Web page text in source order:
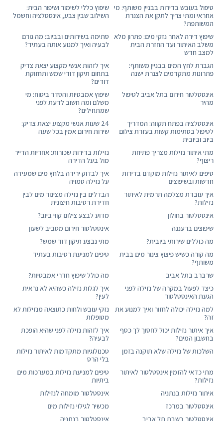
טיפול בעובש בדירות בבניין משותף: מי
אחראי ומתי צריך לתקן את הצנרת
המשותפת?
שיפוץ כללי לשימור ושיפור הבית:
השילוב שבין צבע, אינסטלציה וחשמל
שיפוץ דירה לאחר נזקי מים: פתרון מלא
משלב האיתור ועד החזרת הבית
למצב חדש
סתימה בשירותים ובביוב: מה גורם
לבעיה ואיך למנוע אותה בעתיד?
הגברת לחץ המים בבניין משותף:
פתרונות מתקדמים לצנרת ישנה
איך לזהות אנשי מקצוע יצאת צדיק
בתחום תיקון דודי שמש ותחזוקת
דודים?
אינסטלטור חירום בתל אביב לטיפול
מהיר
שיפוץ אמבטיות והסדר ביטוח: מי
משלם ומה חשוב לדעת לפני
שמתחילים?
אינסטלציה בפתח תקווה: המדריך
לטיפול בסתימות קשות בעזרת צילום
ביוב וביובית
24 שעות אנשי מקצוע יצאת צדיק:
שירות חירום אמין בכל שעה
מתי איתור נזילות מצריך פתיחת
ריצוף?
נזילות בדירות שכורות: אחריות הדייר
מול בעל הדירה
טיפים לאיתור נזילות מוקדם בדירות
חדשות ובשיפוצים
איך לבדוק ירידה בלחץ מים שמעידה
על נזילה סמויה
איך עובדת מצלמה תרמית לאיתור
נזילות?
הבדלים בין נזילה מצינור מים לבין
חדירת רטיבות חיצונית
אינסטלטור בחולון
מדוע לבצע צילום קווי ביוב?
שיפוצים ברעננה
אינסטלטור חירום מסביב לשעון
מה כוללים שירותי ביובית?
מתי נבצע תיקון דוד שמש?
מה קורה כשיש פיצוץ צינור מים בבית
משותף?
טיפים למניעת רטיבות בעתיד
שרברב בתל אביב
מה כולל שיפוץ חדרי אמבטיות?
כיצד לפעול במקרה של נזילה לפני
הגעת האינסטלטור
איך לגלות נזילה כשהיא לא נראית
לעין?
למה נזילה יכולה לחזור ואיך למנוע את
זה?
נזקי עובש ולחות כתוצאה מנזילות לא
מטופלות
איך איתור נזילות יכול לחסוך לך כסף
בחשבון המים?
איך לזהות נזילה לפני שהיא הופכת
לבעיה?
השלכות של נזילה שלא תוקנה בזמן
טכנולוגיות מתקדמות לאיתור נזילות
בלי הרס
מתי כדאי להזמין אינסטלטור לאיתור
נזילות?
טיפים למניעת נזילות במערכות מים
ביתיות
איתור נזילות בנתניה
אינסטלטור מומחה לנזילות
אינסטלטור במרכז
מכשיר לגילוי נזילות מים
אינסטלטור בשבת תל אביב
אינסטלטור בנתניה